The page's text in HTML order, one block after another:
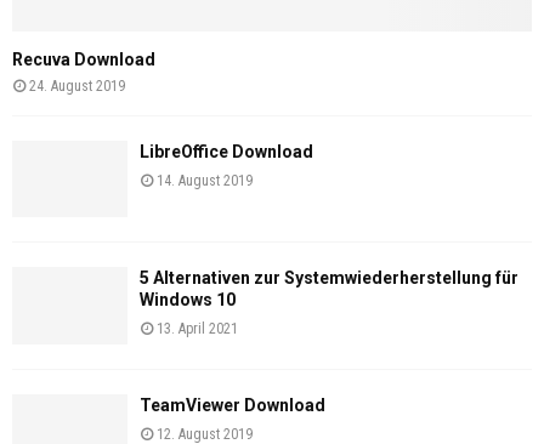
Recuva Download
24. August 2019
LibreOffice Download
14. August 2019
5 Alternativen zur Systemwiederherstellung für
Windows 10
13. April 2021
TeamViewer Download
12. August 2019